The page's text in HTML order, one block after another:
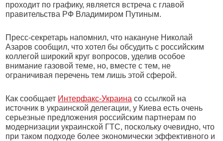
проходит по графику, является встреча с главой
правительства РФ Владимиром Путиным.
Пресс-секретарь напомнил, что накануне Николай
Азаров сообщил, что хотел бы обсудить с российским
коллегой широкий круг вопросов, уделив особое
внимание газовой теме, но, вместе с тем, не
ограничивая перечень тем лишь этой сферой.
Как сообщает Интерфакс-Украина со ссылкой на
источник в украинской делегации, у Киева есть очень
серьезные предложения российским партнерам по
модернизации украинской ГТС, поскольку очевидно, что
при таком подходе более экономически эффективного и